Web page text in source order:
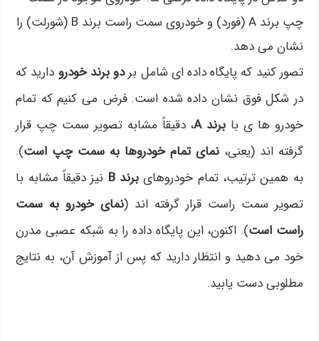
چپ برند A (فورد) و خودروی سمت راست برند B (شورلت) را
نشان می دهد.
تصور کنید که پایگاه داده ای شامل بردو برند خودرو دارید که
در شکل فوق نشان داده شده است. فرض می کنیم که تمام
خودرو ها ی با برند A ، دقیقاً مشابه تصویر سمت چپ قرار
گرفته اند (یعنی،نمای تمام خودروها به سمت چپ است).
به همین ترتیب، تمام خودروهای برند B
نیز دقیقاً مشابه با
تصویر سمت راست قرار گرفته اند (نمای خودرو به سمت
راست است). اکنون، این پایگاه داده را به شبکه عصبی مدرن
خود می دهید و انتظار دارید که پس از آموزش آن، به نتایج
مطلوبی دست یابید.